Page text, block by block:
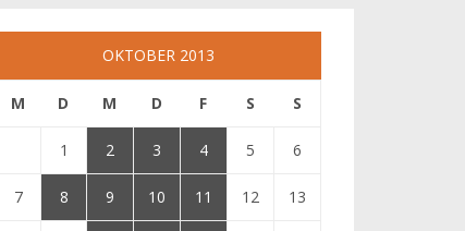
OKTOBER 2013
M D M D F S S
1 2 3 4 5 6
7 8 9 10 11 12 13